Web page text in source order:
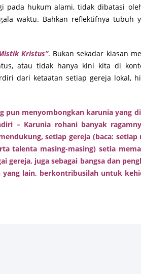
hukum alami, tidak dibatasi
waktu. Bahkan reflektifnya tubuh
Kristus”. Bukan sekadar kiasan
atau tidak hanya kini kita di
dari ketaatan setiap gereja lokal,
pun menyombongkan karunia yang
– Karunia rohani banyak
setiap gereja (baca:
talenta masing-masing) setia
gereja, juga sebagai bangsa dan
lain, berkontribusilah untuk